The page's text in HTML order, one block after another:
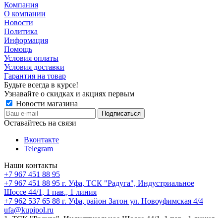
Компания
О компании
Новости
Политика
Информация
Помощь
Условия оплаты
Условия доставки
Гарантия на товар
Будьте всегда в курсе!
Узнавайте о скидках и акциях первым
Новости магазина
Оставайтесь на связи
Вконтакте
Telegram
Наши контакты
+7 967 451 88 95
+7 967 451 88 95 г. Уфа, ТСК "Радуга", Индустриальное
Шоссе 44/1, 1 пав., 1 линия
+7 962 537 65 88 г. Уфа, район Затон ул. Новоуфимская 4/4
ufa@kupipol.ru